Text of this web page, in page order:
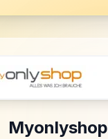
Myonlyshop